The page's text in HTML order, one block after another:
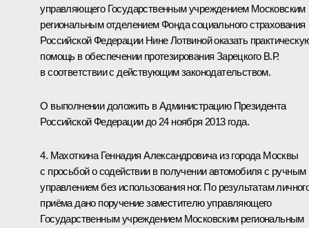
управляющего Государственным учреждением Московским
региональным отделением Фонда социального страхования
Российской Федерации Нине Лотвиной оказать
помощь в обеспечении протезирования Зарецкого В.Р.
в соответствии с действующим законодательством.
О выполнении доложить в Администрацию Президента
Российской Федерации до 24 ноября 2013 года.
4. Махоткина Геннадия Александровича из города Москвы
с просьбой о содействии в получении автомобиля с ручным
управлением без использования ног. По результатам
приёма дано поручение заместителю управляющего
Государственным учреждением Московским региональным